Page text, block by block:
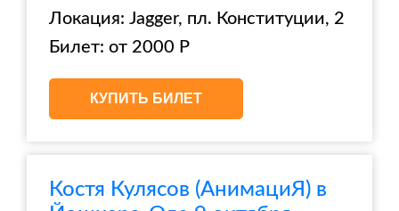
Локация: Jagger, пл. Конституции, 2
Билет: от 2000 Р
КУПИТЬ БИЛЕТ
Костя Кулясов (АнимациЯ) в